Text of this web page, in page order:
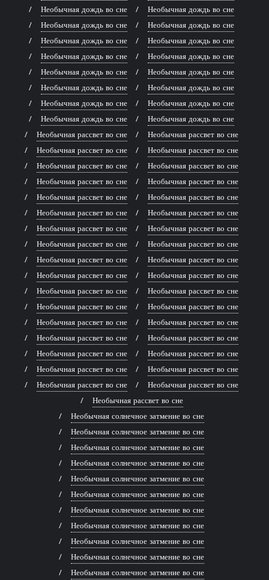
Необычная дождь во сне
Необычная дождь во сне
Необычная дождь во сне
Необычная дождь во сне
Необычная дождь во сне
Необычная дождь во сне
Необычная дождь во сне
Необычная дождь во сне
Необычная дождь во сне
Необычная дождь во сне
Необычная дождь во сне
Необычная дождь во сне
Необычная дождь во сне
Необычная дождь во сне
Необычная дождь во сне
Необычная дождь во сне
Необычная рассвет во сне
Необычная рассвет во сне
Необычная рассвет во сне
Необычная рассвет во сне
Необычная рассвет во сне
Необычная рассвет во сне
Необычная рассвет во сне
Необычная рассвет во сне
Необычная рассвет во сне
Необычная рассвет во сне
Необычная рассвет во сне
Необычная рассвет во сне
Необычная рассвет во сне
Необычная рассвет во сне
Необычная рассвет во сне
Необычная рассвет во сне
Необычная рассвет во сне
Необычная рассвет во сне
Необычная рассвет во сне
Необычная рассвет во сне
Необычная рассвет во сне
Необычная рассвет во сне
Необычная рассвет во сне
Необычная рассвет во сне
Необычная рассвет во сне
Необычная рассвет во сне
Необычная рассвет во сне
Необычная рассвет во сне
Необычная рассвет во сне
Необычная рассвет во сне
Необычная рассвет во сне
Необычная рассвет во сне
Необычная рассвет во сне
Необычная рассвет во сне
Необычная рассвет во сне
Необычная солнечное затмение во сне
Необычная солнечное затмение во сне
Необычная солнечное затмение во сне
Необычная солнечное затмение во сне
Необычная солнечное затмение во сне
Необычная солнечное затмение во сне
Необычная солнечное затмение во сне
Необычная солнечное затмение во сне
Необычная солнечное затмение во сне
Необычная солнечное затмение во сне
Необычная солнечное затмение во сне